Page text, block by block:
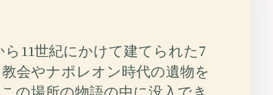
ら11世紀にかけて建てられた7
会やナポレオン時代の遺物を